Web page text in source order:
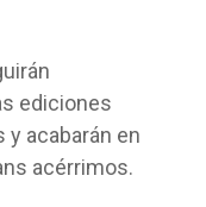
ediciones
y acabarán en
acérrimos.